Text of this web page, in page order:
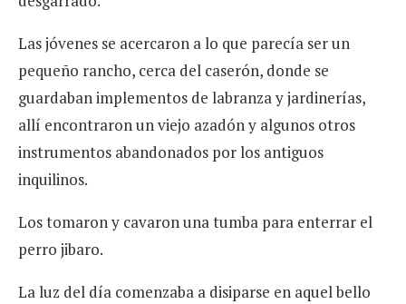
Las jóvenes se acercaron a lo que parecía ser un
pequeño rancho, cerca del caserón, donde se
guardaban implementos de labranza y jardinerías,
allí encontraron un viejo azadón y algunos otros
instrumentos abandonados por los antiguos
inquilinos.
Los tomaron y cavaron una tumba para enterrar el
perro jibaro.
La luz del día comenzaba a disiparse en aquel bello